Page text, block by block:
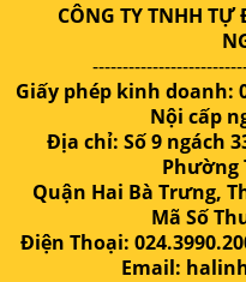
CÔNG TY TNHH TỰ
Giấy phép kinh doanh:
Nội cấp
Địa chỉ: Số 9 ngách
Phường
Quận Hai Bà Trưng,
Mã Số
Điện Thoại:
Email: